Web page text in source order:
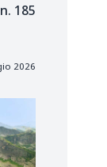
185
2026